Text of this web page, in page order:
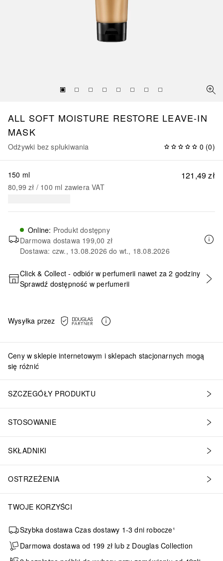
ALL SOFT MOISTURE RESTORE LEAVE-IN
MASK
Odżywki bez spłukiwania 0 (0)
121,49 zł
150 ml
80,99 zł / 100 ml zawiera VAT
Online: Produkt dostępny
Darmowa dostawa 199,00 zł
Dostawa: czw., 13.08.2026 do wt., 18.08.2026
DODAJ DO KOSZYKA
Click & Collect - odbiór w perfumerii nawet za 2 godziny
Sprawdź dostępność w perfumerii
Wysyłka przez
Ceny w sklepie internetowym i sklepach stacjonarnych mogą
się różnić
SZCZEGÓŁY PRODUKTU
STOSOWANIE
SKŁADNIKI
OSTRZEŻENIA
TWOJE KORZYŚCI
Szybka dostawa Czas dostawy 1-3 dni robocze¹
Darmowa dostawa od 199 zł lub z Douglas Collection